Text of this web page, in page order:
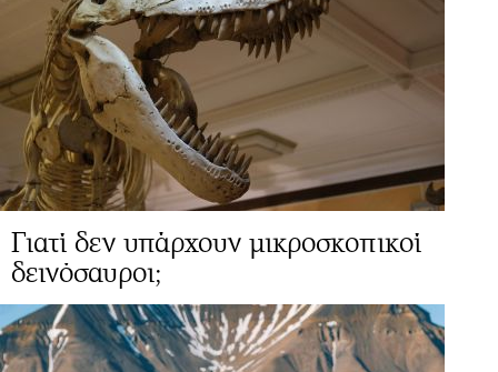
Γιατί δεν υπάρχουν μικροσκοπικοί
δεινόσαυροι;